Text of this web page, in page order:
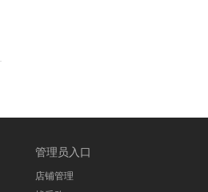
管理员入口
店铺管理